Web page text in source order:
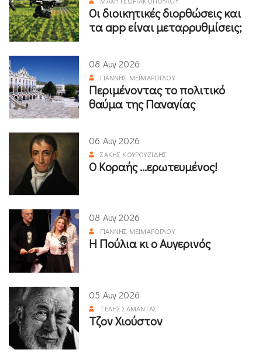
Οι διοικητικές διορθώσεις και
τα app είναι μεταρρυθμίσεις;
08 Αυγ 2026
ΓΙΆΝΝΗΣ ΜΕΪΜΆΡΟΓΛΟΥ
Περιμένοντας το πολιτικό
θαύμα της Παναγίας
06 Αυγ 2026
ΣΆΚΗΣ ΚΟΥΡΟΥΖΊΔΗΣ
Ο Κοραής ...ερωτευμένος!
08 Αυγ 2026
ΓΙΆΝΝΗΣ ΜΕΪΜΆΡΟΓΛΟΥ
Η Πούλια κι ο Αυγερινός
05 Αυγ 2026
ΤΈΛΗΣ ΣΑΜΑΝΤΆΣ
Τζον Χιούστον